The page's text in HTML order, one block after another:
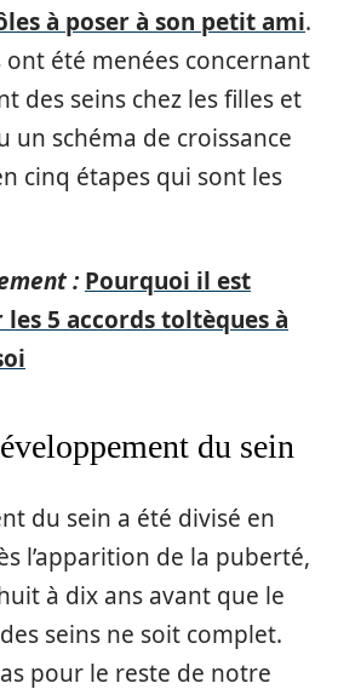
à poser à son petit ami.
ont été menées concernant
des seins chez les filles et
un schéma de croissance
cinq étapes qui sont les
: Pourquoi il est
les 5 accords toltèques à
du sein
du sein a été divisé en
l’apparition de la puberté,
à dix ans avant que le
seins ne soit complet.
pour le reste de notre